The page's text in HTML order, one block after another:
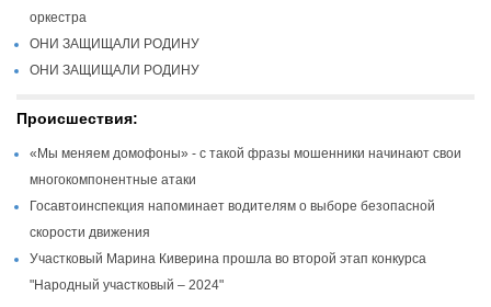
оркестра
ОНИ ЗАЩИЩАЛИ РОДИНУ
ОНИ ЗАЩИЩАЛИ РОДИНУ
Происшествия:
«Мы меняем домофоны» - с такой фразы мошенники начинают свои
многокомпонентные атаки
Госавтоинспекция напоминает водителям о выборе безопасной
скорости движения
Участковый Марина Киверина прошла во второй этап конкурса
"Народный участковый – 2024"